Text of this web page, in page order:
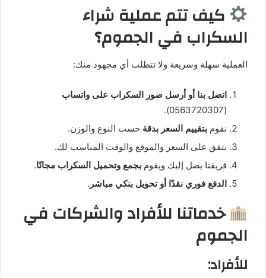
كيف تتم عملية شراء
السكراب في الجموم؟
العملية سهلة وسريعة ولا تتطلب أي مجهود منك:
اتصل بنا أو أرسل صور السكراب على واتساب
(0563720307).
نقوم بتقييم السعر بدقة حسب النوع والوزن.
نتفق على السعر والموقع والوقت المناسب لك.
فريقنا يصل إليك ويقوم بجمع وتحميل السكراب مجانًا.
الدفع فوري نقدًا أو تحويل بنكي مباشر .
خدماتنا للأفراد والشركات في
الجموم
للأفراد: